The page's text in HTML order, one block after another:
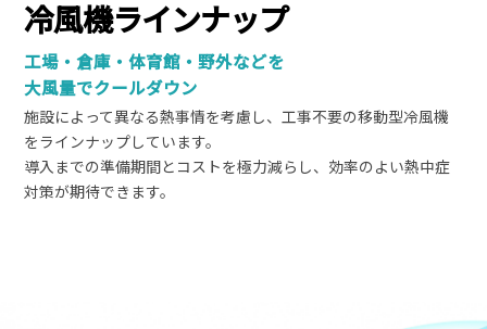
冷風機ラインナップ
工場・倉庫・体育館・野外などを
大風量でクールダウン
施設によって異なる熱事情を考慮し、工事不要の移動型冷風機
をラインナップしています。
導入までの準備期間とコストを極力減らし、効率のよい熱中症
対策が期待できます。